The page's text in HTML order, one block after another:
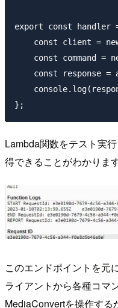
export const
const client =
const command =
const response =
Lambda関数をテスト実
得できることがわかります
このエンドポイントを元
ライアントから各種コマ
MediaConvertを操作する